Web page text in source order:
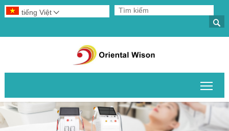

tiếng Việt 